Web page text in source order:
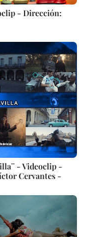
- Dirección:
- Videoclip -
Cervantes -